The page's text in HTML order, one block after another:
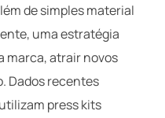
de simples material
uma estratégia
marca, atrair novos
Dados recentes
press kits